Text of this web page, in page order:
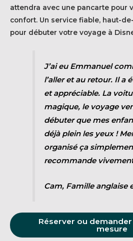
attendra avec une pancarte pour
confort. Un service fiable, haut-
pour débuter votre voyage à
J’ai eu Emmanuel
l’aller et au retour. Il a
et appréciable. La
magique, le voyage
débuter que mes
déjà plein les yeux !
organisé ça
recommande
Cam, Famille anglaise
Réserver ou
mesure